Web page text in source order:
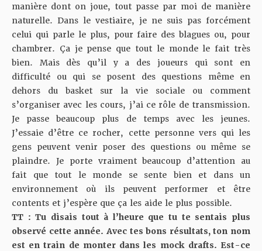
manière dont on joue, tout passe par moi de manière
naturelle. Dans le vestiaire, je ne suis pas forcément
celui qui parle le plus, pour faire des blagues ou, pour
chambrer. Ça je pense que tout le monde le fait très
bien. Mais dès qu’il y a des joueurs qui sont en
difficulté ou qui se posent des questions même en
dehors du basket sur la vie sociale ou comment
s’organiser avec les cours, j’ai ce rôle de transmission.
Je passe beaucoup plus de temps avec les jeunes.
J’essaie d’être ce rocher, cette personne vers qui les
gens peuvent venir poser des questions ou même se
plaindre. Je porte vraiment beaucoup d’attention au
fait que tout le monde se sente bien et dans un
environnement où ils peuvent performer et être
contents et j’espère que ça les aide le plus possible.
TT : Tu disais tout à l’heure que tu te sentais plus
observé cette année. Avec tes bons résultats, ton nom
est en train de monter dans les mock drafts. Est-ce